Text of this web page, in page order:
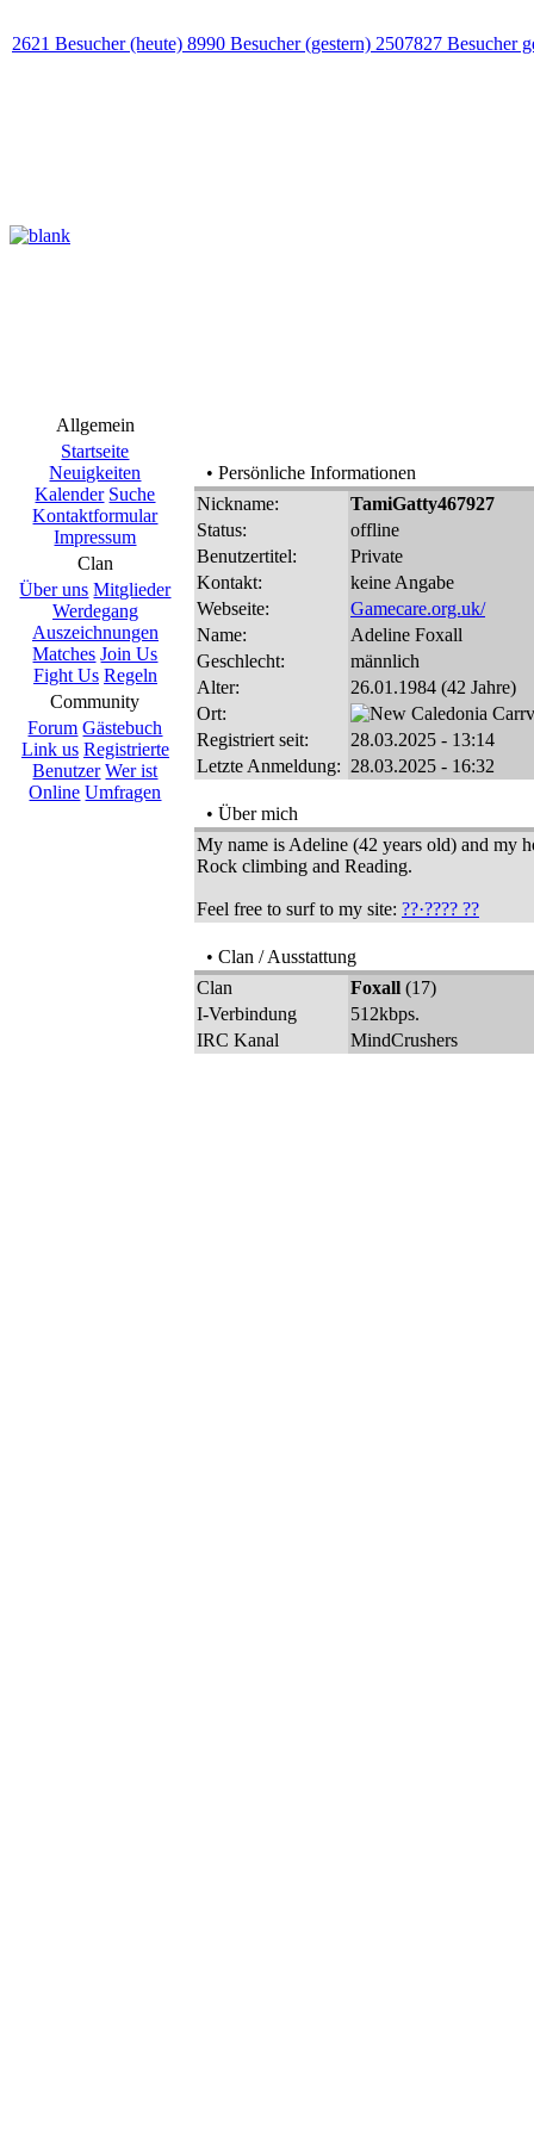
2621 Besucher (heute) 8990 Besucher (gestern) 2507827 Besucher
Allgemein
Startseite
Neuigkeiten
Kalender Suche
Kontaktformular
Impressum
Clan
Über uns Mitglieder
Werdegang
Auszeichnungen
Matches Join Us
Fight Us Regeln
Community
Forum Gästebuch
Link us Registrierte
Benutzer Wer ist
Online Umfragen
• Persönliche Informationen
Nickname:
TamiGatty467927
Status:
offline
Benutzertitel:
Private
Kontakt:
keine Angabe
Webseite:
Gamecare.org.uk/
Name:
Adeline Foxall
Geschlecht:
männlich
Alter:
26.01.1984 (42 Jahre)
Ort:
Registriert seit:
28.03.2025 - 13:14
Letzte Anmeldung: 28.03.2025 - 16:32
• Über mich
My name is Adeline (42 years old) and my
Rock climbing and Reading.
Feel free to surf to my site: ??·???? ??
• Clan / Ausstattung
Clan
Foxall (17)
I-Verbindung
512kbps.
IRC Kanal
MindCrushers